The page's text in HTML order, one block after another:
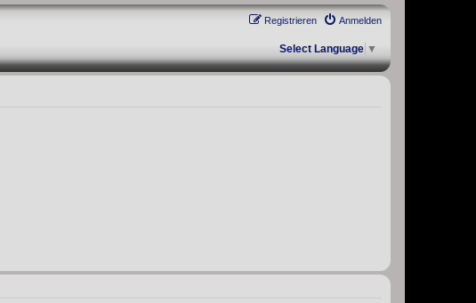
Anmelden
Registrieren
Select Language ▼